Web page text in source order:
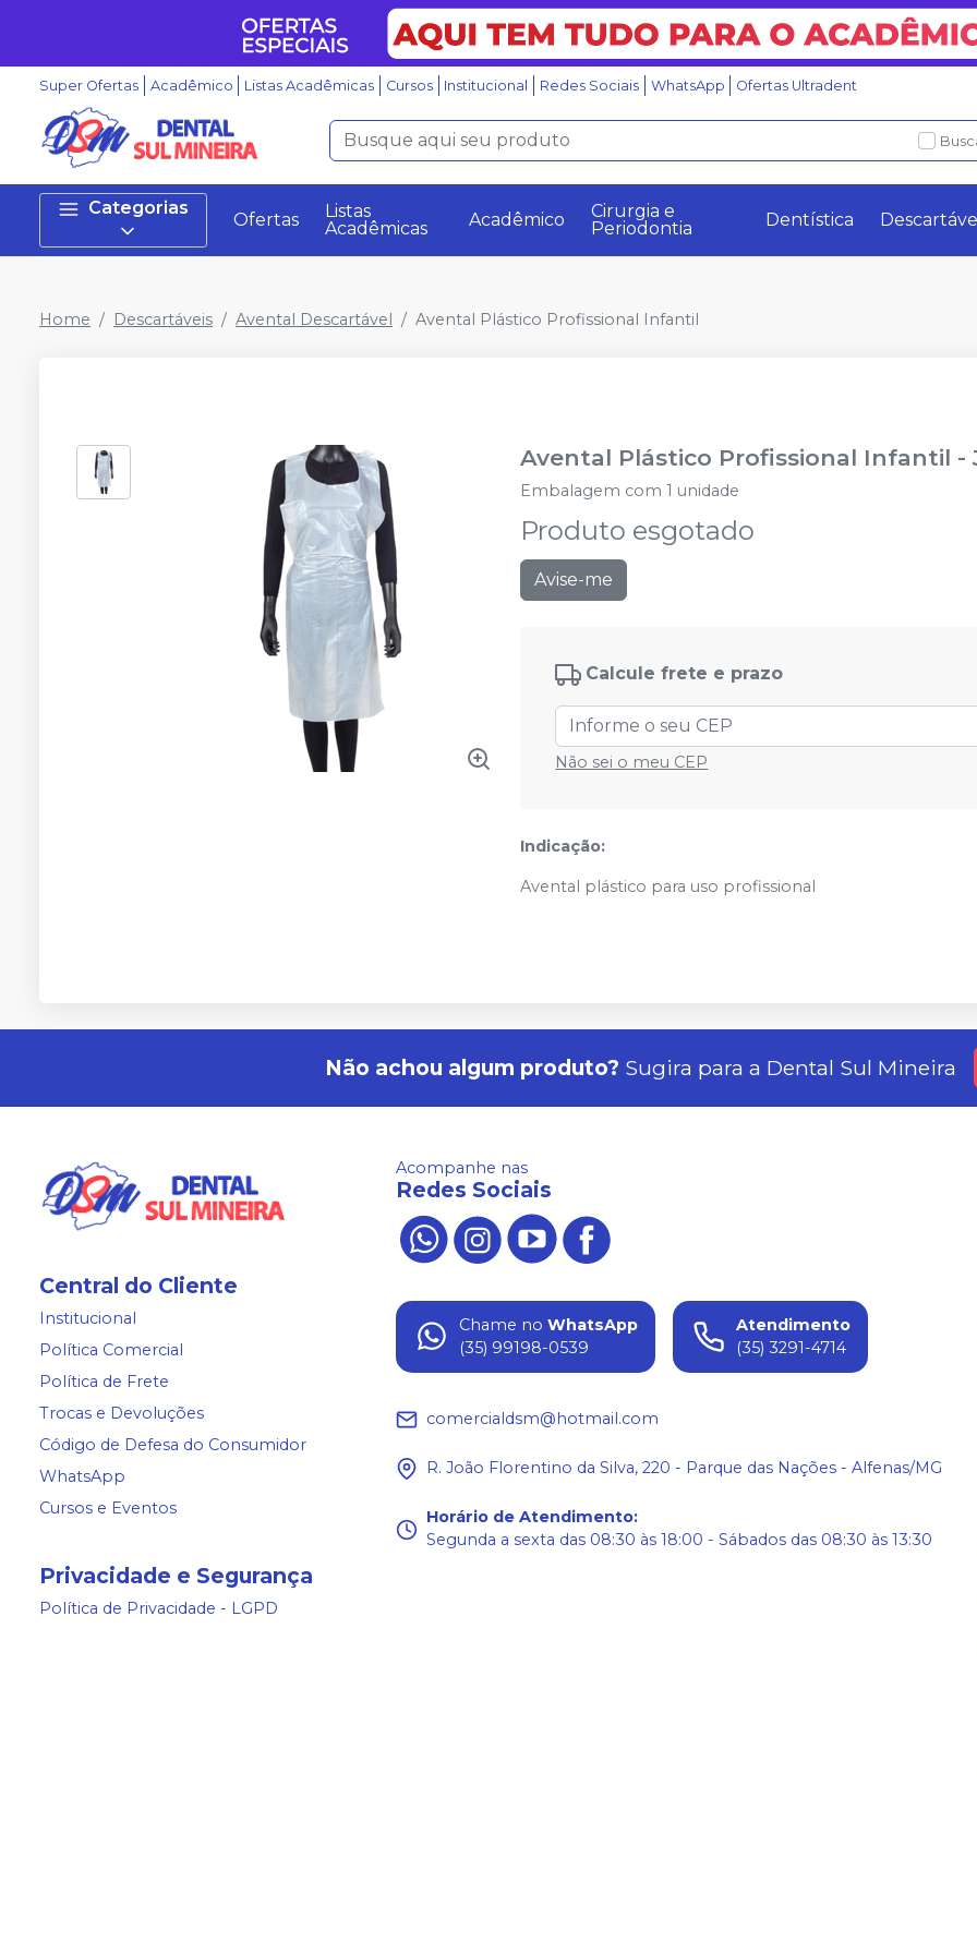
Super Ofertas Acadêmico Listas Acadêmicas Cursos Institucional Redes Sociais WhatsApp Ofertas Ultradent
Categorias
Ofertas
Listas
Acadêmicas
Acadêmico
Cirurgia e
Periodontia
Dentística
Home Descartáveis Avental Descartável Avental Plástico Profissional Infantil
Avental Plástico Profissional Infantil -
Embalagem com 1 unidade
Produto esgotado
Avise-me
Calcule frete e prazo
Não sei o meu CEP
Indicação:
Avental plástico para uso profissional
Não achou algum produto? Sugira para a Dental Sul Mineira
Central do Cliente
Institucional
Política Comercial
Política de Frete
Trocas e Devoluções
Código de Defesa do Consumidor
WhatsApp
Cursos e Eventos
Privacidade e Segurança
Política de Privacidade - LGPD
Acompanhe nas
Redes Sociais
Chame no WhatsApp
(35) 99198-0539
Atendimento
(35) 3291-4714
comercialdsm@hotmail.com
R. João Florentino da Silva, 220 - Parque das Nações - Alfenas/MG
Horário de Atendimento:
Segunda a sexta das 08:30 às 18:00 - Sábados das 08:30 às 13:30